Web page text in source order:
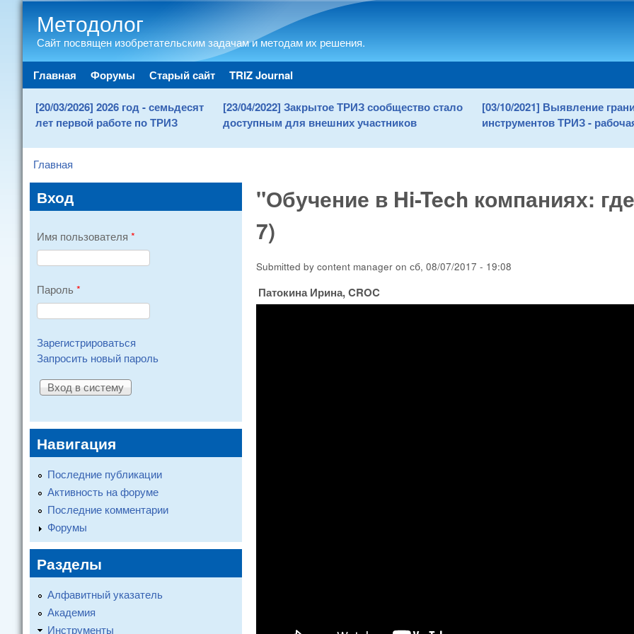
Методолог
Сайт посвящен изобретательским задачам и методам их решения.
Main menu
Главная Форумы Старый сайт TRIZ Journal
[20/03/2026] 2026 год - семьдесят
лет первой работе по ТРИЗ
[23/04/2022] Закрытое ТРИЗ сообщество стало
доступным для внешних участников
[03/10/2021] Выявление
инструментов ТРИЗ -
You are here
Главная
"Обучение в Hi-Tech компаниях:
7)
Submitted by content manager on сб, 08/07/2017 - 19:08
Патокина Ирина, CROC
Вход
Имя пользователя *
Пароль *
Зарегистрироваться
Запросить новый пароль
Навигация
Последние публикации
Активность на форуме
Последние комментарии
Форумы
Разделы
Алфавитный указатель
Академия
Инструменты